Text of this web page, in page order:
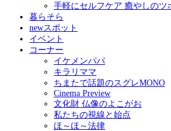
手軽にセルフケア 癒やしのツ
暮らそら
newスポット
イベント
コーナー
イケメンパパ
キラリママ
ちまたで話題のスグレMONO
Cinema Preview
文化財 仏像のよこがお
私たちの視線と始点
ほ～ほ～法律